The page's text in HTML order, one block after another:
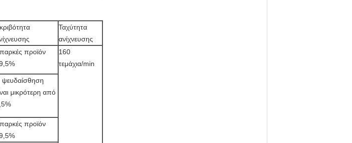
Ταχύτητα
ανίχνευσης
προϊόν
160
τεμάχια/min
ψευδαίσθηση
μικρότερη από
προϊόν